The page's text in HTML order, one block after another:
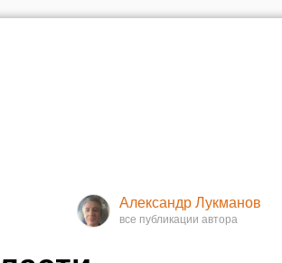
Александр Лукманов